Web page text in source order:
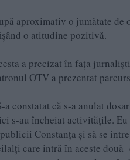
aproximativ o jumătate de
o atitudine pozitivă.
a precizat în fața
OTV a prezentat
a constatat că s-a anulat
s-au încheiat activitățile. Eu
Constanța și să se
care intră în aceste